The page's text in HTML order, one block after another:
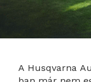
A Husqvarna